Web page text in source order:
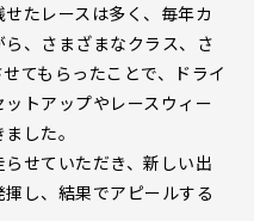
たレースは多く、毎年カ
、さまざまなクラス、さ
てもらったことで、ドライ
トアップやレースウィー
した。
せていただき、新しい出
し、結果でアピールする